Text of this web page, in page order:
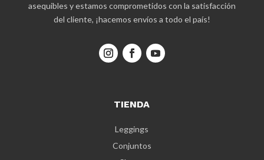
asequibles y estamos comprometidos con la satisfacción
del cliente, ¡hacemos envíos a todo el país!
TIENDA
Leggings
Conjuntos